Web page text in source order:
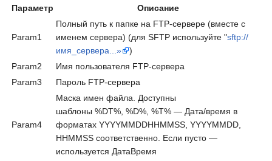
Параметр
Описание
Param1
Полный путь к папке на FTP-сервере (вместе с
именем сервера) (для SFTP используйте "sftp://
имя_сервера...»
)
Param2
Имя пользователя FTP-сервера
Param3
Пароль FTP-сервера
Param4
Маска имен файла. Доступны
шаблоны %DT%, %D%, %T% — Дата/время в
форматах YYYYMMDDHHMMSS, YYYYMMDD,
HHMMSS соответственно. Если пусто —
используется ДатаВремя